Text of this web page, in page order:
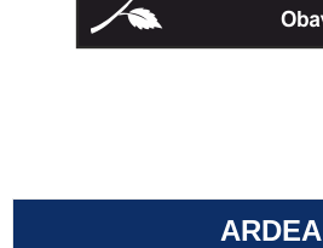
ARDEA